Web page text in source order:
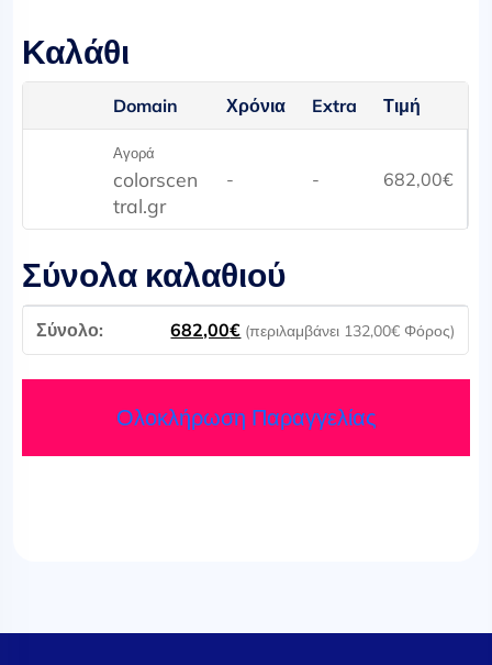
Καλάθι
Domain Χρόνια Extra Τιμή
Αγορά
colorscen
tral.gr
- - 682,00€
Σύνολα καλαθιού
682,00€ (περιλαμβάνει 132,00€ Φόρος)
Ολοκλήρωση Παραγγελίας